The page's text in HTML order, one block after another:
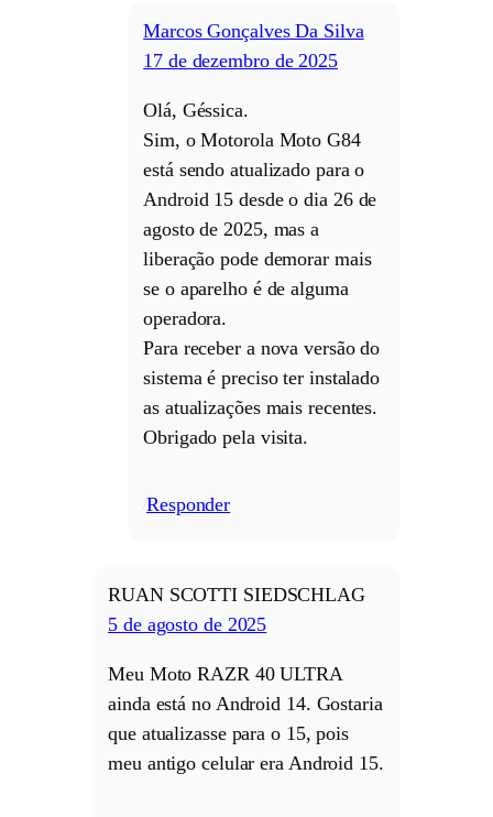
Marcos Gonçalves Da Silva
17 de dezembro de 2025
Olá, Géssica.
Sim, o Motorola Moto G84
está sendo atualizado para o
Android 15 desde o dia 26 de
agosto de 2025, mas a
liberação pode demorar mais
se o aparelho é de alguma
operadora.
Para receber a nova versão do
sistema é preciso ter instalado
as atualizações mais recentes.
Obrigado pela visita.
Responder
RUAN SCOTTI SIEDSCHLAG
5 de agosto de 2025
Meu Moto RAZR 40 ULTRA
ainda está no Android 14. Gostaria
que atualizasse para o 15, pois
meu antigo celular era Android 15.